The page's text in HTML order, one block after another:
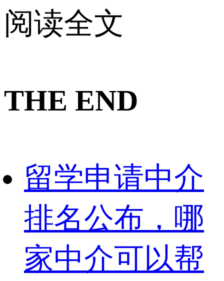
阅读全文
THE END
留学申请中介
排名公布，哪
家中介可以帮